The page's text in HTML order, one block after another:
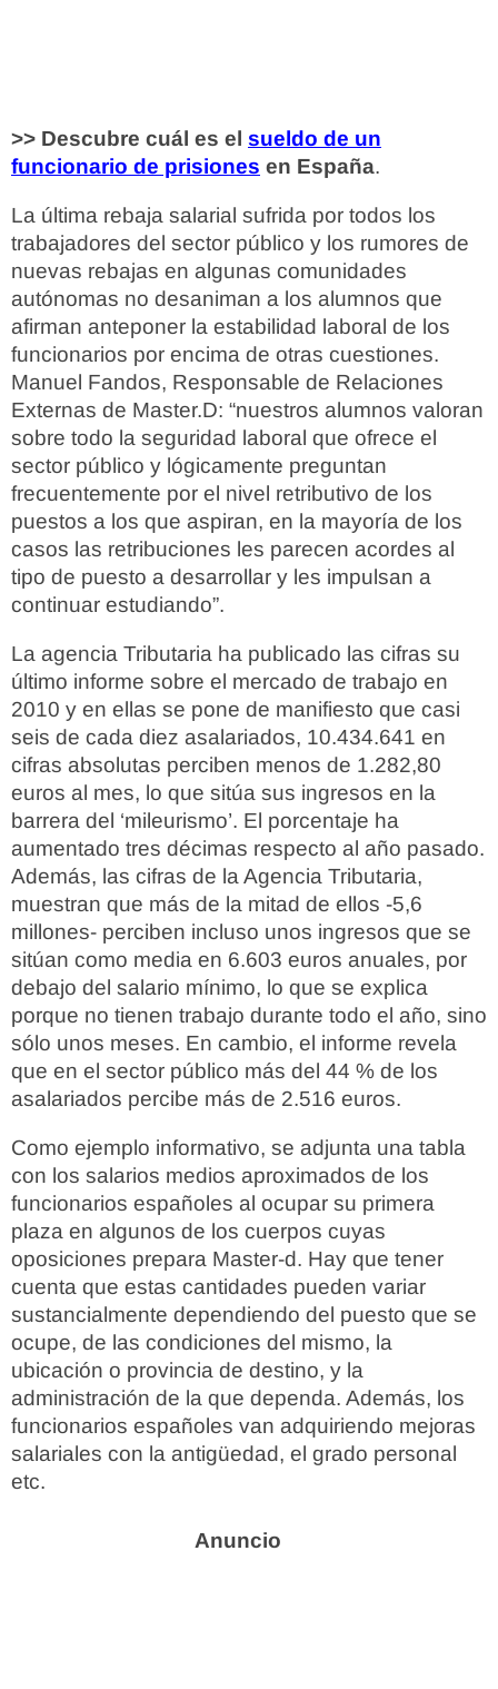
>> Descubre cuál es el sueldo de un
funcionario de prisiones en España.
La última rebaja salarial sufrida por todos los
trabajadores del sector público y los rumores de
nuevas rebajas en algunas comunidades
autónomas no desaniman a los alumnos que
afirman anteponer la estabilidad laboral de los
funcionarios por encima de otras cuestiones.
Manuel Fandos, Responsable de Relaciones
Externas de Master.D: “nuestros alumnos valoran
sobre todo la seguridad laboral que ofrece el
sector público y lógicamente preguntan
frecuentemente por el nivel retributivo de los
puestos a los que aspiran, en la mayoría de los
casos las retribuciones les parecen acordes al
tipo de puesto a desarrollar y les impulsan a
continuar estudiando”.
La agencia Tributaria ha publicado las cifras su
último informe sobre el mercado de trabajo en
2010 y en ellas se pone de manifiesto que casi
seis de cada diez asalariados, 10.434.641 en
cifras absolutas perciben menos de 1.282,80
euros al mes, lo que sitúa sus ingresos en la
barrera del ‘mileurismo’. El porcentaje ha
aumentado tres décimas respecto al año pasado.
Además, las cifras de la Agencia Tributaria,
muestran que más de la mitad de ellos -5,6
millones- perciben incluso unos ingresos que se
sitúan como media en 6.603 euros anuales, por
debajo del salario mínimo, lo que se explica
porque no tienen trabajo durante todo el año, sino
sólo unos meses. En cambio, el informe revela
que en el sector público más del 44 % de los
asalariados percibe más de 2.516 euros.
Como ejemplo informativo, se adjunta una tabla
con los salarios medios aproximados de los
funcionarios españoles al ocupar su primera
plaza en algunos de los cuerpos cuyas
oposiciones prepara Master-d. Hay que tener
cuenta que estas cantidades pueden variar
sustancialmente dependiendo del puesto que se
ocupe, de las condiciones del mismo, la
ubicación o provincia de destino, y la
administración de la que dependa. Además, los
funcionarios españoles van adquiriendo mejoras
salariales con la antigüedad, el grado personal
etc.